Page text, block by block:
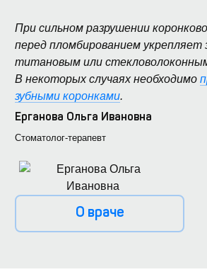
При сильном разрушении
перед пломбированием укрепляет
титановым или
В некоторых случаях необходимо
зубными коронками.
Ерганова Ольга Ивановна
Стоматолог-терапевт
О враче